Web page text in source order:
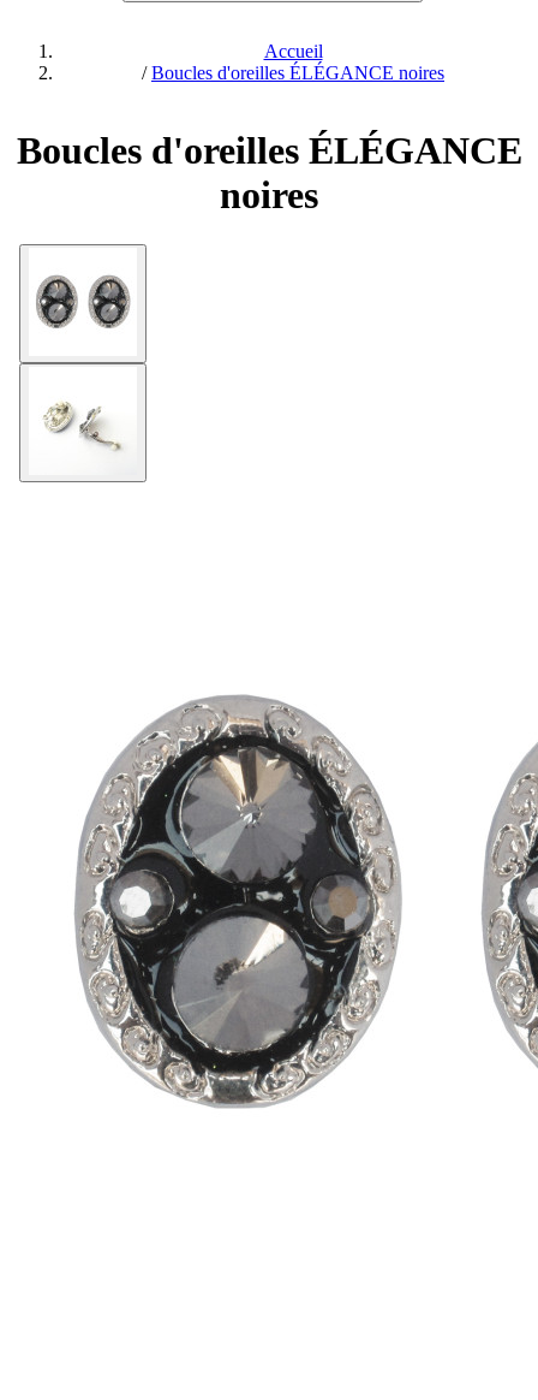
Accueil
/ Boucles d'oreilles ÉLÉGANCE noires
Boucles d'oreilles ÉLÉGANCE
noires